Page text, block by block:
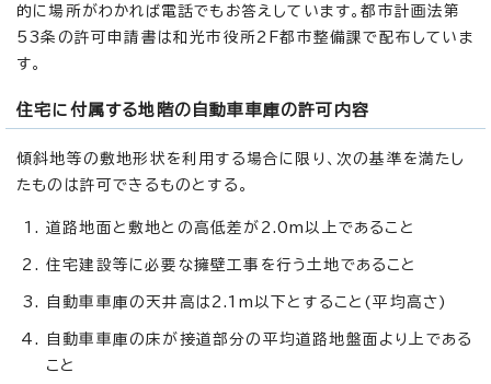
的に場所がわかれば電話でもお答えしています。都市計画法第
53条の許可申請書は和光市役所2F都市整備課で配布していま
す。
住宅に付属する地階の自動車車庫の許可内容
傾斜地等の敷地形状を利用する場合に限り、次の基準を満たし
たものは許可できるものとする。
道路地面と敷地との高低差が2.0m以上であること
住宅建設等に必要な擁壁工事を行う土地であること
自動車車庫の天井高は2.1m以下とすること(平均高さ)
自動車車庫の床が接道部分の平均道路地盤面より上である
こと